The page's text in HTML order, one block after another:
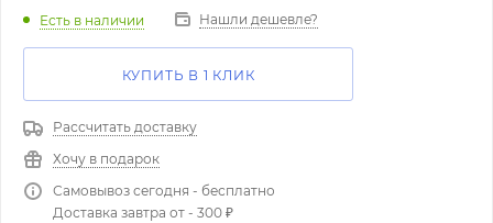
Есть в наличии Нашли дешевле?
КУПИТЬ В 1 КЛИК
Рассчитать доставку
Хочу в подарок
Самовывоз сегодня - бесплатно
Доставка завтра от - 300 ₽